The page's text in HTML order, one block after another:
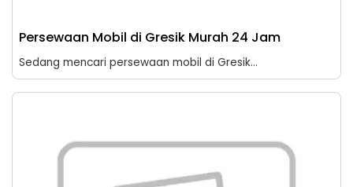
Persewaan Mobil di Gresik Murah 24 Jam
Sedang mencari persewaan mobil di Gresik...